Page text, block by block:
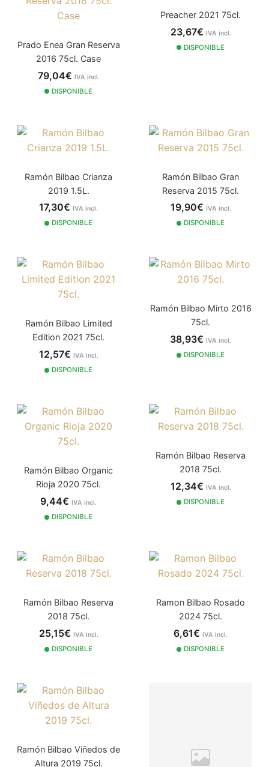
Prado Enea Gran Reserva
2016 75cl. Case
79,04€ IVA incl.
DISPONIBLE
Preacher 2021 75cl.
23,67€ IVA incl.
DISPONIBLE
Ramón Bilbao Crianza
2019 1.5L.
17,30€ IVA incl.
DISPONIBLE
Ramón Bilbao Gran
Reserva 2015 75cl.
19,90€ IVA incl.
DISPONIBLE
Ramón Bilbao Limited
Edition 2021 75cl.
12,57€ IVA incl.
DISPONIBLE
Ramón Bilbao Mirto 2016
75cl.
38,93€ IVA incl.
DISPONIBLE
Ramón Bilbao Organic
Rioja 2020 75cl.
9,44€ IVA incl.
DISPONIBLE
Ramón Bilbao Reserva
2018 75cl.
12,34€ IVA incl.
DISPONIBLE
Ramón Bilbao Reserva
2018 75cl.
25,15€ IVA incl.
DISPONIBLE
Ramon Bilbao Rosado
2024 75cl.
6,61€ IVA incl.
DISPONIBLE
Ramón Bilbao Viñedos de
Altura 2019 75cl.